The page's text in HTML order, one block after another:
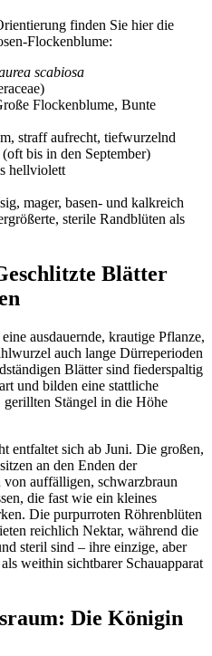
finden Sie hier die
Flockenblume:
scabiosa
Flockenblume, Bunte
straff aufrecht, tiefwurzelnd
bis in den September)
hellviolett
mager, basen- und kalkreich
sterile Randblüten als
Blätter
ausdauernde, krautige Pflanze,
auch lange Dürreperioden
Blätter sind fiederspaltig
und bilden eine stattliche
Stängel in die Höhe
entfaltet sich ab Juni. Die großen,
an den Enden der
auffälligen, schwarzbraun
die fast wie ein kleines
Die purpurroten Röhrenblüten
reichlich Nektar, während die
steril sind – ihre einzige, aber
weithin sichtbarer Schauapparat
Die Königin